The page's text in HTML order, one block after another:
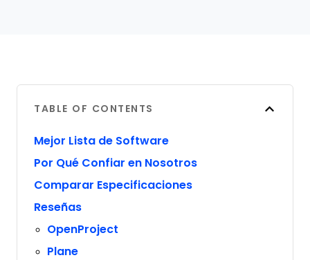
TABLE OF CONTENTS
Mejor Lista de Software
Por Qué Confiar en Nosotros
Comparar Especificaciones
Reseñas
OpenProject
Plane